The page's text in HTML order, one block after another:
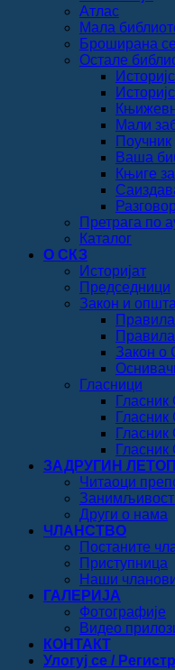
Атлас
Мала
Броширана
Остале
Мали
Поучник
Ваша
Књиге
Претрага по
Каталог
О СКЗ
Историјат
Председници
Закон и
Закон о
Гласници
ЗАДРУГИН
Читаоци
Други о нама
ЧЛАНСТВО
Постаните
Приступница
Наши
ГАЛЕРИЈА
Фотографије
Видео
КОНТАКТ
Улогуј се /